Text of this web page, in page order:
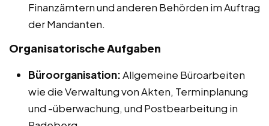
Finanzämtern und anderen Behörden im Auftrag
der Mandanten.
Organisatorische Aufgaben
Büroorganisation:Allgemeine Büroarbeiten
wie die Verwaltung von Akten, Terminplanung
und -überwachung, und Postbearbeitung in